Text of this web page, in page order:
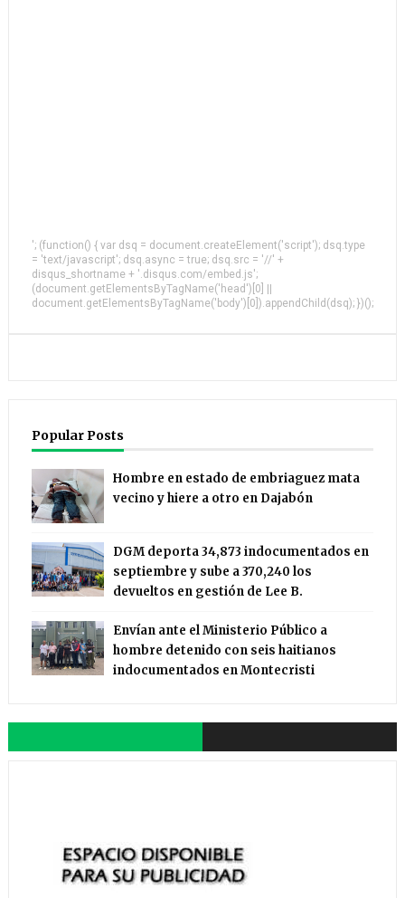
'; (function() { var dsq = document.createElement('script'); dsq.type
= 'text/javascript'; dsq.async = true; dsq.src = '//' +
disqus_shortname + '.disqus.com/embed.js';
(document.getElementsByTagName('head')[0] ||
document.getElementsByTagName('body')[0]).appendChild(dsq); })();
Popular Posts
Hombre en estado de embriaguez mata
vecino y hiere a otro en Dajabón
DGM deporta 34,873 indocumentados en
septiembre y sube a 370,240 los
devueltos en gestión de Lee B.
Envían ante el Ministerio Público a
hombre detenido con seis haitianos
indocumentados en Montecristi